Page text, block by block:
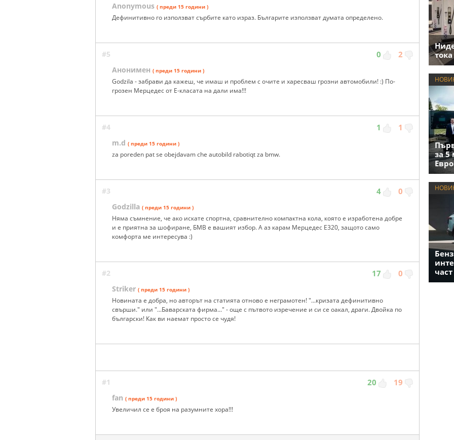
Anonymous ( преди 15 години )
Дефинитивно го използват сърбите като израз. Българите използват думата определено.
#5 0 2
Анонимен ( преди 15 години )
Godzila - забрави да кажеш, че имаш и проблем с очите и харесваш грозни автомобили! :) По-
грозен Мерцедес от Е-класата на дали има!!!
#4 1 1
m.d ( преди 15 години )
za poreden pat se obejdavam che autobild rabotiqt za bmw.
#3 4 0
Godzilla ( преди 15 години )
Няма съмнение, че ако искате спортна, сравнително компактна кола, която е изработена добре
и е приятна за шофиране, БМВ е вашият избор. А аз карам Мерцедес Е320, защото само
комфорта ме интересува :)
#2 17 0
Striker ( преди 15 години )
Новината е добра, но авторът на статията отново е неграмотен! "...кризата дефинитивно
свърши." или "...Баварската фирма..." - още с пътвото изречение и си се оакал, драги. Двойка по
български! Как ви наемат просто се чудя!
#1 20 19
fan ( преди 15 години )
Увеличил се е броя на разумните хора!!!
за 5
част